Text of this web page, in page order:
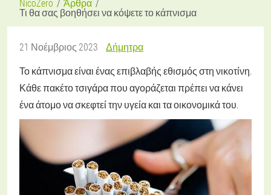
NicoZero Άρθρα
Τι θα σας βοηθήσει να κόψετε το κάπνισμα
21 Νοέμβριος 2023
Δήμητρα
Το κάπνισμα είναι ένας επιβλαβής εθισμός στη νικοτίνη.
Κάθε πακέτο τσιγάρα που αγοράζεται πρέπει να κάνει
ένα άτομο να σκεφτεί την υγεία και τα οικονομικά του.